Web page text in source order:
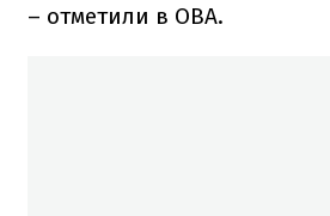
– отметили в ОВА.